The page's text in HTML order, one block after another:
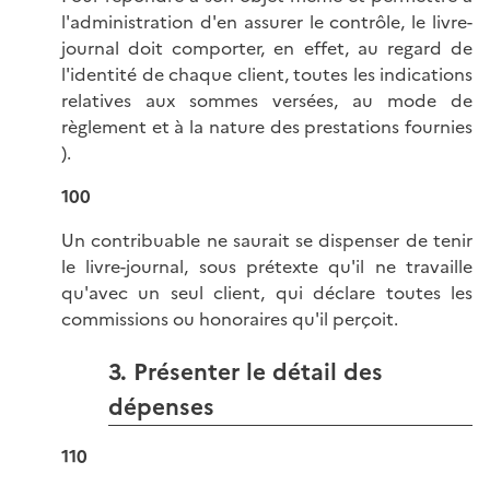
l'administration d'en assurer le contrôle, le livre-
journal doit comporter, en effet, au regard de
l'identité de chaque client, toutes les indications
relatives aux sommes versées, au mode de
règlement et à la nature des prestations fournies
).
100
Un contribuable ne saurait se dispenser de tenir
le livre-journal, sous prétexte qu'il ne travaille
qu'avec un seul client, qui déclare toutes les
commissions ou honoraires qu'il perçoit.
3. Présenter le détail des
dépenses
110